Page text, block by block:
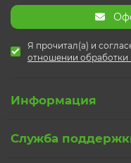
Я прочитал(а) и
отношении обработки
Информация
Служба